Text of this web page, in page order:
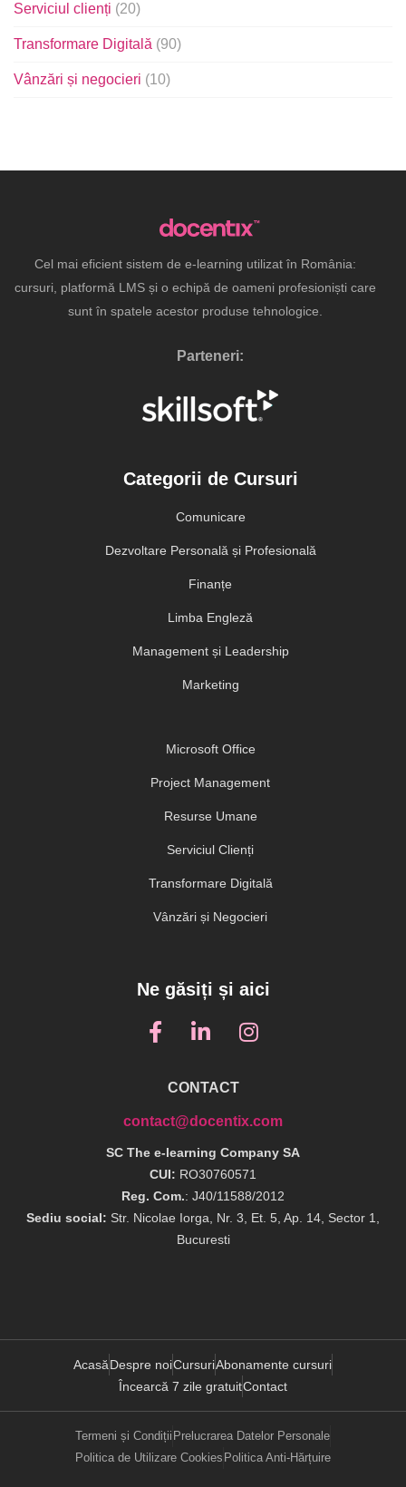
Serviciul clienți (20)
Transformare Digitală (90)
Vânzări și negocieri (10)
Cel mai eficient sistem de e-learning utilizat în România:
cursuri, platformă LMS și o echipă de oameni profesioniști care
sunt în spatele acestor produse tehnologice.
Parteneri:
Categorii de Cursuri
Comunicare
Dezvoltare Personală și Profesională
Finanțe
Limba Engleză
Management și Leadership
Marketing
Microsoft Office
Project Management
Resurse Umane
Serviciul Clienți
Transformare Digitală
Vânzări și Negocieri
Ne găsiți și aici
CONTACT
contact@docentix.com
SC The e-learning Company SA
CUI: RO30760571
Reg. Com.: J40/11588/2012
Sediu social: Str. Nicolae Iorga, Nr. 3, Et. 5, Ap. 14, Sector 1,
Bucuresti
AcasăDespre noiCursuriAbonamente cursuri
Încearcă 7 zile gratuitContact
Termeni și Condiții Prelucrarea Datelor Personale
Politica de Utilizare Cookies Politica Anti-Hărțuire